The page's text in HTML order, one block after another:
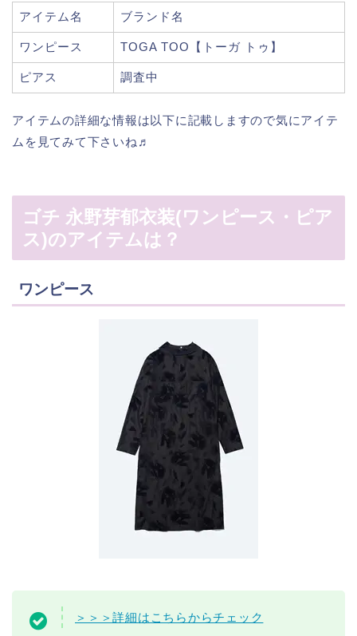
アイテム名 ブランド名
ワンピース TOGA TOO【トーガ トゥ】
ピアス 調査中
アイテムの詳細な情報は以下に記載しますので気にアイテ
ムを見てみて下さいね♬
ゴチ 永野芽郁衣装(ワンピース・ピア
ス)のアイテムは？
ワンピース
＞＞＞詳細はこちらからチェック